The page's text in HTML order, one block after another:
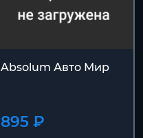
Absolum Авто Мир
895 ₽